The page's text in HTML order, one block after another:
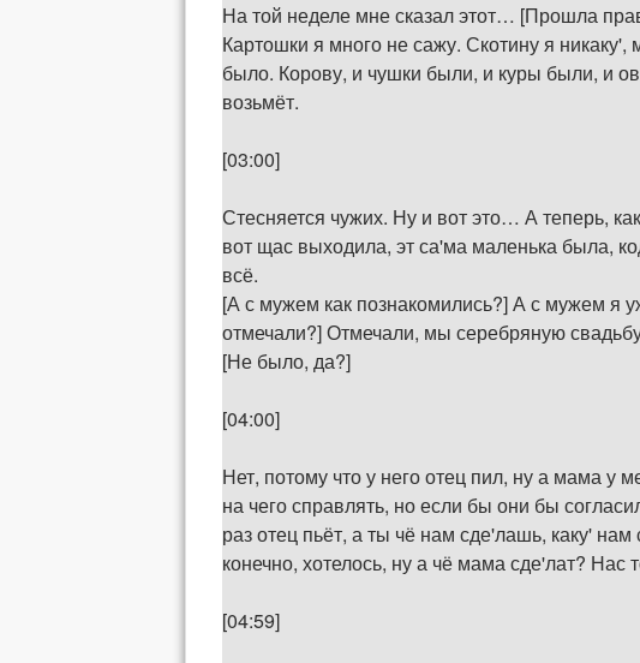
На той неделе мне сказал этот… [Прошла
Картошки я много не сажу. Скотину я
было. Корову, и чушки были, и куры были, и
возьмёт.
[03:00]
Стесняется чужих. Ну и вот это… А теперь,
вот щас выходила, эт са'ма маленька была,
всё.
[А с мужем как познакомились?] А с мужем я
отмечали?] Отмечали, мы серебряную
[Не было, да?]
[04:00]
Нет, потому что у него отец пил, ну а мама
на чего справлять, но если бы они бы
раз отец пьёт, а ты чё нам сде'лашь, каку'
конечно, хотелось, ну а чё мама сде'лат?
[04:59]